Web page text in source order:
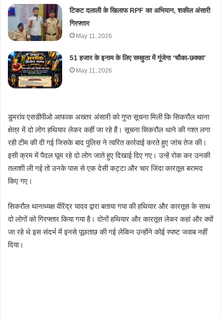
टिकट दलाली के खिलाफ RPF का अभियान, शकील अंसारी
गिरफ्तार
May 11, 2026
51 हजार के इनाम के लिए समहुता में गूंजेगा ‘चौका-छक्का’
May 11, 2026
डुमरांव एसडीपीओ आफाक अख्तर अंसारी को गुप्त सूचना मिली कि सिकरौल थाना
क्षेत्र में दो लोग हथियार लेकर कहीं जा रहे हैं। सूचना सिकरौल थाने की गश्त लगा
रही टीम की दी गई जिसके बाद पुलिस ने त्वरित कार्रवाई करते हुए जांच तेज की।
इसी क्रम में पैदल घूम रहे दो लोग जाते हुए दिखाई दिए गए। उन्हें रोक कर उनकी
तलाशी ली गई तो उनके पास से एक देसी कट्टा और चार जिंदा कारतूस बरामद
किए गए।
सिकरौल थानाध्यक्ष वीरेंद्र यादव द्वारा बताया गया की हथियार और कारतूस के साथ
दो लोगों को गिरफ्तार किया गया है। दोनों हथियार और कारतूस लेकर कहां और क्यों
जा रहे थे इस संदर्भ में इनसे पूछताछ की गई लेकिन उन्होंने कोई स्पष्ट जवाब नहीं
दिया।